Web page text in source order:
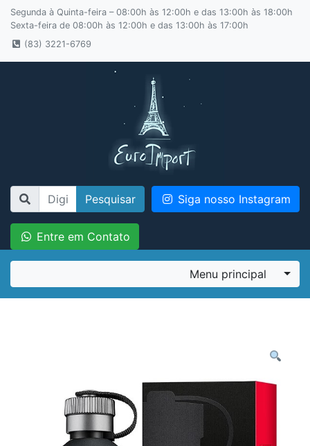
Segunda à Quinta-feira – 08:00h às 12:00h e das 13:00h às 18:00h
Sexta-feira de 08:00h às 12:00h e das 13:00h às 17:00h
(83) 3221-6769
Pesquisar Siga nosso Instagram
Entre em Contato
Menu principal